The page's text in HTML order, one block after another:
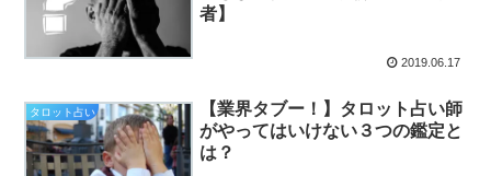
者】
2019.06.17
タロット占い
【業界タブー！】タロット占い師
がやってはいけない３つの鑑定と
は？